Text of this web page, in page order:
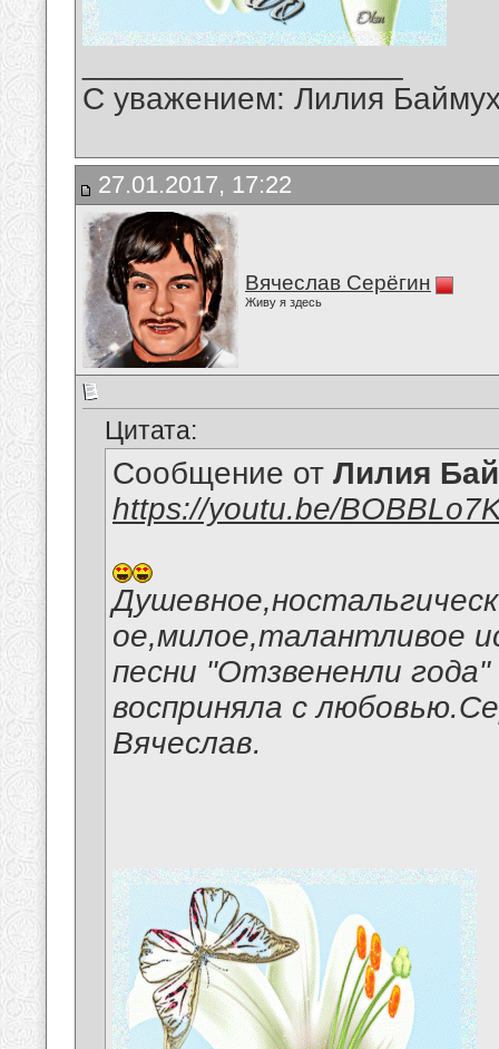
С уважением: Лилия
27.01.2017, 17:22
Вячеслав Серёгин
Живу я здесь
Цитата:
Сообщение от Лилия
https://youtu.be/
ое,милое,талантливое
песни "Отзвененли
восприняла с
Вячеслав.